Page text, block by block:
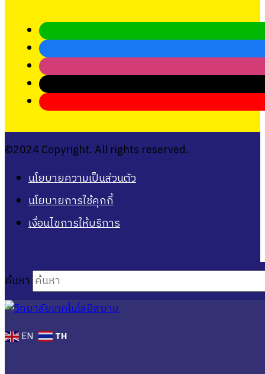
©2024 Copyright. All rights reserved.
นโยบายความเป็นส่วนตัว
นโยบายการใช้คุกกี้
เงื่อนไขการให้บริการ
ค้นหา
EN TH